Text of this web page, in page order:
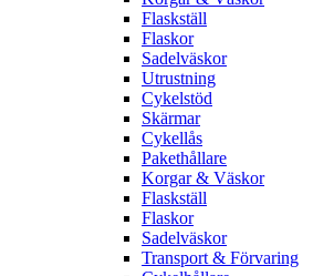
Flaskställ
Flaskor
Sadelväskor
Utrustning
Cykelstöd
Skärmar
Cykellås
Pakethållare
Korgar & Väskor
Flaskställ
Flaskor
Sadelväskor
Transport & Förvaring